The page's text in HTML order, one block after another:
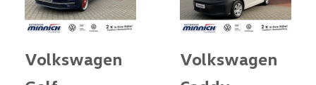
Volkswagen
Volkswagen